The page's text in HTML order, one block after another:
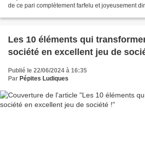
de ce pari complètement farfelu et joyeusement
Les 10 éléments qui
société en excellent jeu de
Publié le 22/06/2024 à 16:35
Par Pépites Ludiques